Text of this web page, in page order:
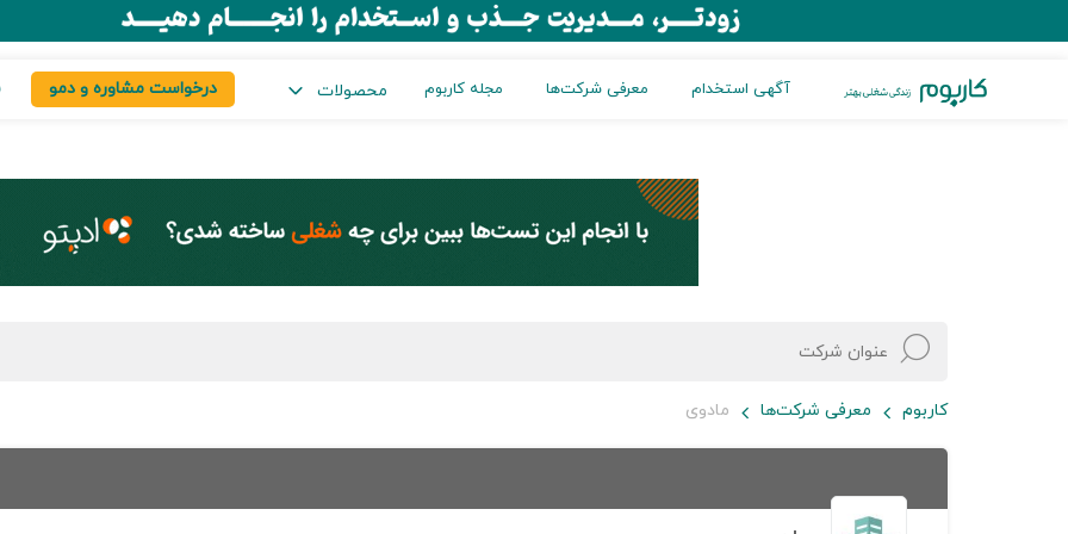
آگهی استخدام معرفی شرکت‌ها مجله کاربوم محصولات درخواست مشاوره و دمو
کاربوم معرفی شرکت‌ها مادوی